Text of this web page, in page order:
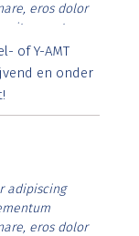
eros dolor
vitae erat.
lorem
posuere.
of Y-AMT
en onder
adipiscing
eros dolor